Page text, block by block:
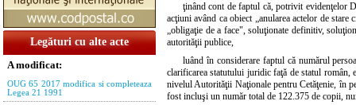
Legături cu alte acte
A modificat:
OUG 65 2017 modifica si completeaza
Legea 21 1991
ţinând cont de faptul că, potrivit evidenţelor
acţiuni având ca obiect „anularea actelor de
„obligaţie de a face", soluţionate definitiv,
autorităţii publice,
luând în considerare faptul că numărul
clarificarea statutului juridic faţă de statul
nivelul Autorităţii Naţionale pentru Cetăţenie, în
fost incluşi un număr total de 122.375 de copii,